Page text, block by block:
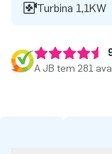
Turbina 1,1KW
A JB tem 281